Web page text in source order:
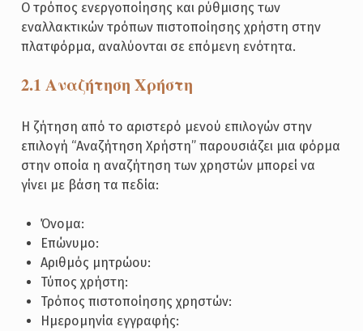
Ο τρόπος ενεργοποίησης και ρύθμισης των
εναλλακτικών τρόπων πιστοποίησης χρήστη στην
πλατφόρμα, αναλύονται σε επόμενη ενότητα.
2.1 Αναζήτηση Χρήστη
Η ζήτηση από το αριστερό μενού επιλογών στην
επιλογή “Αναζήτηση Χρήστη” παρουσιάζει μια φόρμα
στην οποία η αναζήτηση των χρηστών μπορεί να
γίνει με βάση τα πεδία:
Όνομα:
Επώνυμο:
Αριθμός μητρώου:
Τύπος χρήστη:
Τρόπος πιστοποίησης χρηστών:
Ημερομηνία εγγραφής: